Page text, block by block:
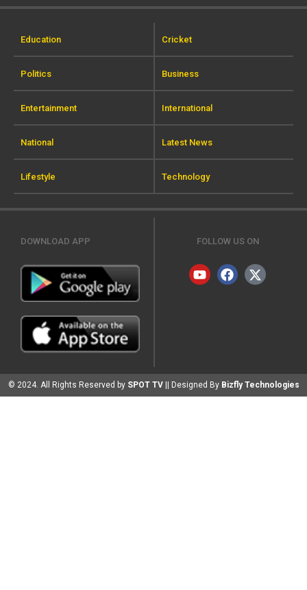
Education Cricket
Politics Business
Entertainment International
National Latest News
Lifestyle Technology
DOWNLOAD APP FOLLOW US ON
© 2024. All Rights Reserved by SPOT TV || Designed By Bizfly Technologies